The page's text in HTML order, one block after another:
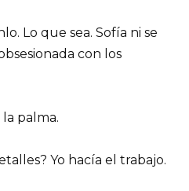
Lo que sea. Sofía ni se
con los
palma.
Yo hacía el trabajo.